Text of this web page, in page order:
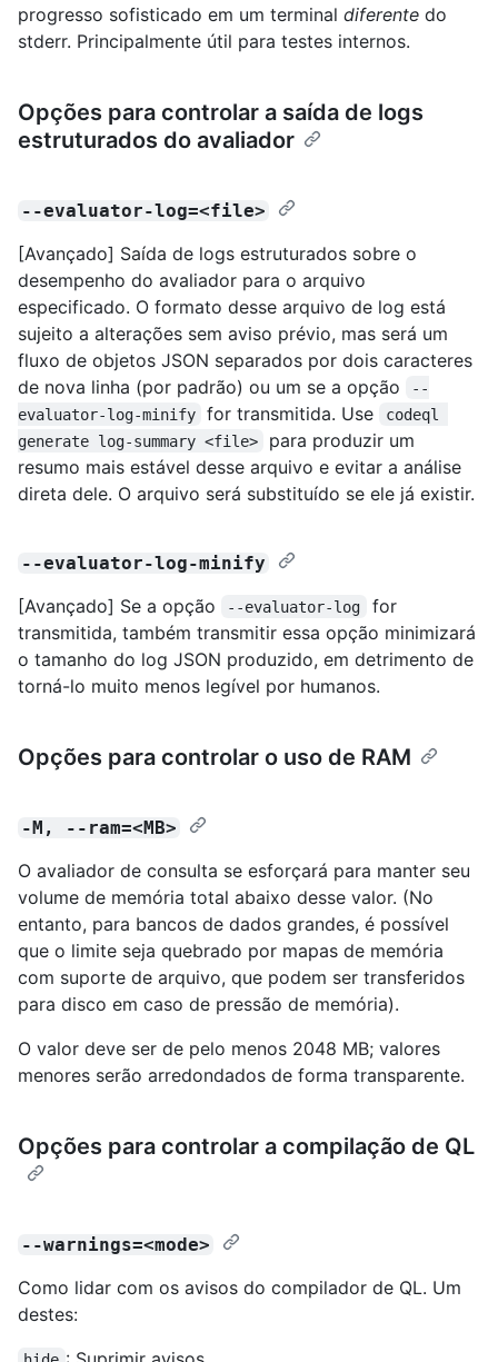
progresso sofisticado em um terminal diferente do
stderr. Principalmente útil para testes internos.
Opções para controlar a saída de logs
estruturados do avaliador
--evaluator-log=<file>
[Avançado] Saída de logs estruturados sobre o
desempenho do avaliador para o arquivo
especificado. O formato desse arquivo de log está
sujeito a alterações sem aviso prévio, mas será um
fluxo de objetos JSON separados por dois caracteres
de nova linha (por padrão) ou um se a opção
--
evaluator-log-minify
for transmitida. Use
codeql
generate log-summary <file>
para produzir um
resumo mais estável desse arquivo e evitar a análise
direta dele. O arquivo será substituído se ele já existir.
--evaluator-log-minify
[Avançado] Se a opção --evaluator-log
for
transmitida, também transmitir essa opção minimizará
o tamanho do log JSON produzido, em detrimento de
torná-lo muito menos legível por humanos.
Opções para controlar o uso de RAM
-M, --ram=<MB>
O avaliador de consulta se esforçará para manter seu
volume de memória total abaixo desse valor. (No
entanto, para bancos de dados grandes, é possível
que o limite seja quebrado por mapas de memória
com suporte de arquivo, que podem ser transferidos
para disco em caso de pressão de memória).
O valor deve ser de pelo menos 2048 MB; valores
menores serão arredondados de forma transparente.
Opções para controlar a compilação de QL
--warnings=<mode>
Como lidar com os avisos do compilador de QL. Um
destes: